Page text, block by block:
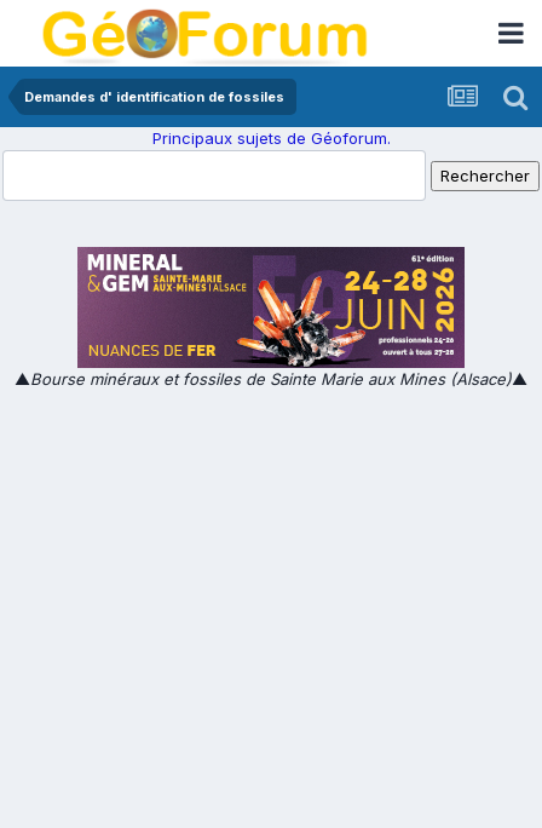
Demandes d' identification de fossiles
Principaux sujets de Géoforum.
▲Bourse minéraux et fossiles de Sainte Marie aux Mines (Alsace)▲